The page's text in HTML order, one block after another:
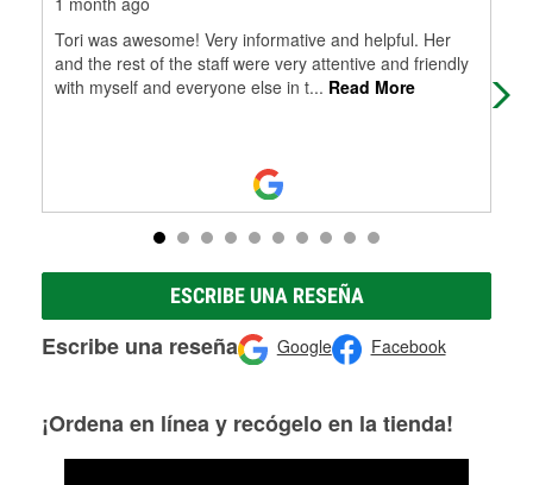
Tori was awesome! Very informative and helpful. Her
and the rest of the staff were very attentive and friendly
with myself and everyone else in t... Read More
he
ESCRIBE UNA RESEÑA
Escribe una reseña Google Facebook
¡Ordena en línea y recógelo en la tienda!